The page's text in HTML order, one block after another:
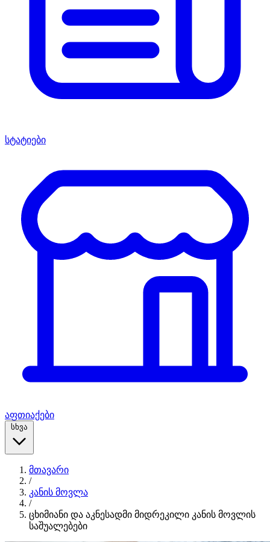
სტატიები
აფთიაქები
სხვა
მთავარი
/
კანის მოვლა
/
ცხიმიანი და აკნესადმი მიდრეკილი კანის მოვლის
საშუალებები